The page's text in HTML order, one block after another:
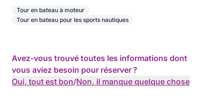
Tour en bateau à moteur
Tour en bateau pour les sports nautiques
Avez-vous trouvé toutes les informations dont
vous aviez besoin pour réserver ?
Oui, tout est bon/Non, il manque quelque chose